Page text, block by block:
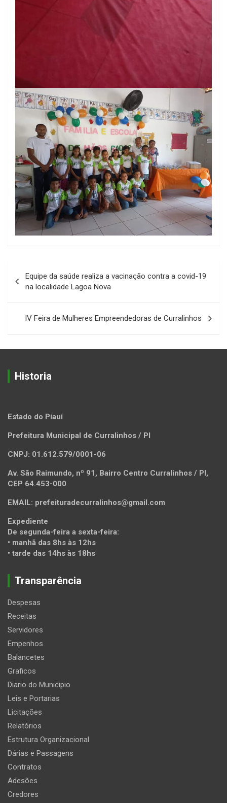
de
Post
Equipe da saúde realiza a vacinação contra a covid-19
na localidade Lagoa Nova
IV Feira de Mulheres Empreendedoras de Curralinhos
Historia
Estado do Piauí
Prefeitura Municipal de Curralinhos / PI
CNPJ: 01.612.579/0001-06
Av. São Raimundo, nº 91, Bairro Centro Curralinhos / PI,
CEP 64.453-000
EMAIL: prefeituradecurralinhos@gmail.com
Expediente
De segunda-feira a sexta-feira:
• manhã das 8hs às 12hs
• tarde das 14hs às 18hs
Transparência
Despesas
Receitas
Servidores
Empenhos
Balancetes
Graficos
Diario do Municipio
Leis e Portarias
Licitações
Relatórios
Estrutura Organizacional
Dárias e Passagens
Contratos
Adesões
Credores